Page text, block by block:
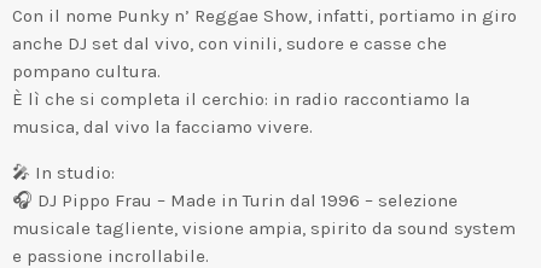
Con il nome Punky n’ Reggae Show, infatti, portiamo in giro
anche DJ set dal vivo, con vinili, sudore e casse che
pompano cultura.
È lì che si completa il cerchio: in radio raccontiamo la
musica, dal vivo la facciamo vivere.
🎤 In studio:
🎧 DJ Pippo Frau – Made in Turin dal 1996 – selezione
musicale tagliente, visione ampia, spirito da sound system
e passione incrollabile.